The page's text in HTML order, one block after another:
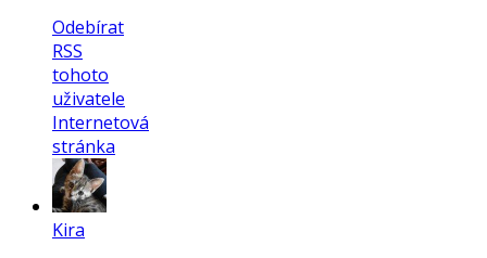
Odebírat
RSS
tohoto
uživatele
Internetová
stránka
Kira